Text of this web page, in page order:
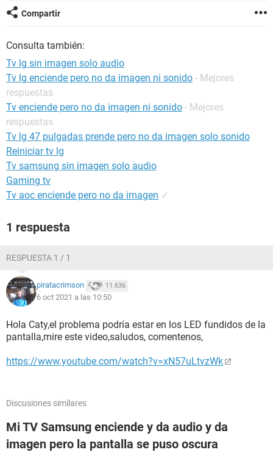
Compartir
Consulta también:
Tv lg sin imagen solo audio
Tv lg enciende pero no da imagen ni sonido - Mejores
respuestas
Tv enciende pero no da imagen ni sonido - Mejores
respuestas
Tv lg 47 pulgadas prende pero no da imagen solo sonido
Reiniciar tv lg
Tv samsung sin imagen solo audio
Gaming tv
Tv aoc enciende pero no da imagen ✓
1 respuesta
RESPUESTA 1 / 1
piratacrimson 11.636
6 oct 2021 a las 10:50
Hola Caty,el problema podría estar en los LED fundidos de la
pantalla,mire este video,saludos, comentenos,
https://www.youtube.com/watch?v=xN57uLtvzWk
Discusiones similares
Mi TV Samsung enciende y da audio y da
imagen pero la pantalla se puso oscura